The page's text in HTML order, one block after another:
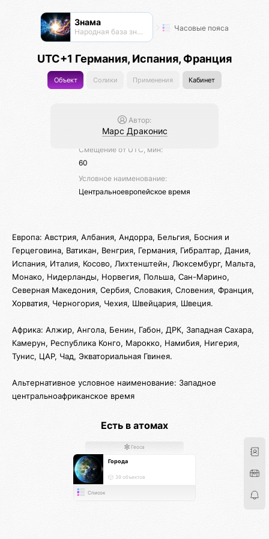
Знама
Народная база знаний Часовые пояса
UTC+1 Германия, Испания, Франция
Объект Солики Применения Кабинет
Автор:
Марс Драконис
Смещение от UTC, мин:
60
Условное наименование:
Центральноевропейское время
Европа: Австрия, Албания, Андорра, Бельгия, Босния и
Герцеговина, Ватикан, Венгрия, Германия, Гибралтар, Дания,
Испания, Италия, Косово, Лихтенштейн, Люксембург, Мальта,
Монако, Нидерланды, Норвегия, Польша, Сан-Марино,
Северная Македония, Сербия, Словакия, Словения, Франция,
Хорватия, Черногория, Чехия, Швейцария, Швеция.
Африка: Алжир, Ангола, Бенин, Габон, ДРК, Западная Сахара,
Камерун, Республика Конго, Марокко, Намибия, Нигерия,
Тунис, ЦАР, Чад, Экваториальная Гвинея.
Альтернативное условное наименование: Западное
центральноафриканское время
Есть в атомах
Геоса
Города
39 объектов
Список